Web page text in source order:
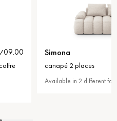
Simona
canapé 2 places
Available in 2 different